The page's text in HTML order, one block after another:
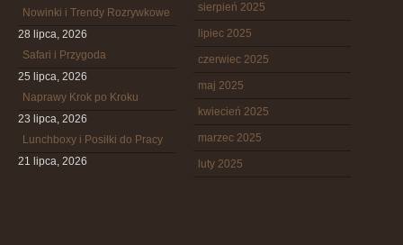
Nowinki i Trendy Rozrywkowe
28 lipca, 2026
Safari i Przygoda
25 lipca, 2026
Naprawy Krok po Kroku
23 lipca, 2026
Lunchboxy i Posiłki do Pracy
21 lipca, 2026
sierpień 2025
lipiec 2025
czerwiec 2025
maj 2025
kwiecień 2025
marzec 2025
luty 2025